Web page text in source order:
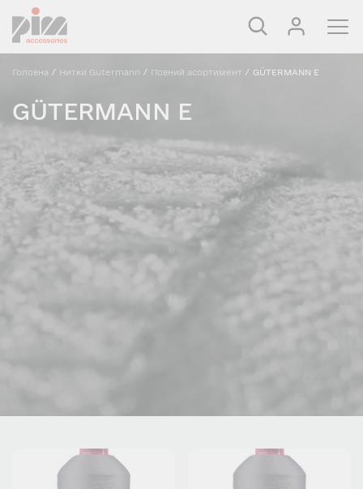
Головна / Нитки Gutermann / Повний асортимент / GÜTERMANN E
GÜTERMANN E